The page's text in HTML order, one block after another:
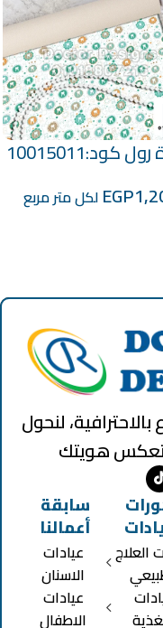
كود:10015011
EGP لكل متر مربع
لنحول
تعكس هويتك
العلاج
سابقة
أعمالنا
عيادات
الاسنان
عيادات
الاطفال